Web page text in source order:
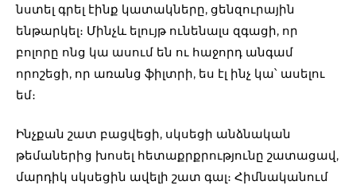
նստել գրել էինք կատակները, ցենզուրային
ենթարկել։ Մինչև ելույթ ունենալս զգացի, որ
բոլորը ոնց կա ասում են ու հաջորդ անգամ
որոշեցի, որ առանց ֆիլտրի, ես էլ ինչ կա՝ ասելու
եմ։
Ինչքան շատ բացվեցի, սկսեցի անձնական
թեմաներից խոսել հետաքրքրությունը շատացավ,
մարդիկ սկսեցին ավելի շատ գալ։ Հիմնականում